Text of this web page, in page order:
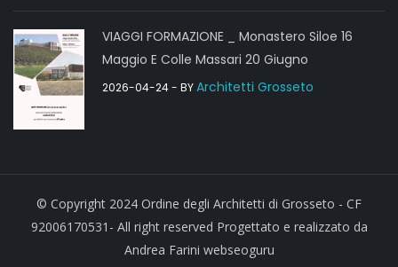
VIAGGI FORMAZIONE _ Monastero Siloe 16
Maggio E Colle Massari 20 Giugno
2026-04-24- BYArchitetti Grosseto
© Copyright 2024 Ordine degli Architetti di Grosseto - CF
92006170531- All right reserved Progettato e realizzato da
Andrea Farini webseoguru